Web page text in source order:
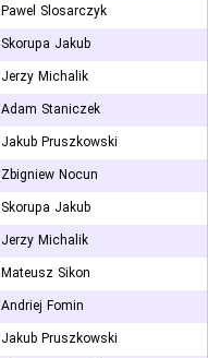
Pawel Slosarczyk
Skorupa Jakub
Jerzy Michalik
Adam Staniczek
Jakub Pruszkowski
Zbigniew Nocun
Skorupa Jakub
Jerzy Michalik
Mateusz Sikon
Andriej Fomin
Jakub Pruszkowski